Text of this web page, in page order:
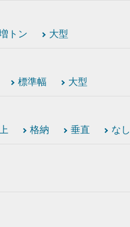
トン 大型
標準幅 大型
格納 垂直 なし